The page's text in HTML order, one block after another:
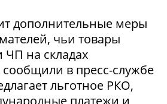
дополнительные меры
чьи товары
ЧП на складах
в пресс-службе
льготное РКО,
платежи и